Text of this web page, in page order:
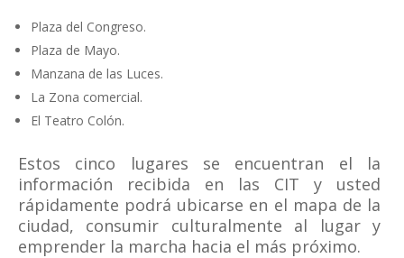
Plaza del Congreso.
Plaza de Mayo.
Manzana de las Luces.
La Zona comercial.
El Teatro Colón.
Estos cinco lugares se encuentran el la
información recibida en las CIT y usted
rápidamente podrá ubicarse en el mapa de la
ciudad, consumir culturalmente al lugar y
emprender la marcha hacia el más próximo.